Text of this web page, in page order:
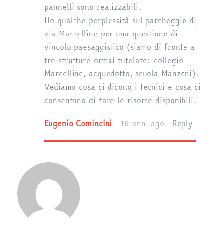
pannelli sono realizzabili.
Ho qualche perplessità sul parcheggio di
via Marcelline per una questione di
vincolo paesaggistico (siamo di fronte a
tre strutture ormai tutelate: collegio
Marcelline, acquedotto, scuola Manzoni).
Vediamo cosa ci dicono i tecnici e cosa ci
consentono di fare le risorse disponibili.
Eugenio Comincini
16 anni ago Reply